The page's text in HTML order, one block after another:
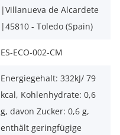
|Villanueva de Alcardete
|45810 - Toledo (Spain)
ES-ECO-002-CM
Energiegehalt: 332kJ/ 79
kcal, Kohlenhydrate: 0,6
g, davon Zucker: 0,6 g,
enthält geringfügige